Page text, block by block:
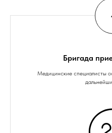
Бригада
Медицинские специалисты